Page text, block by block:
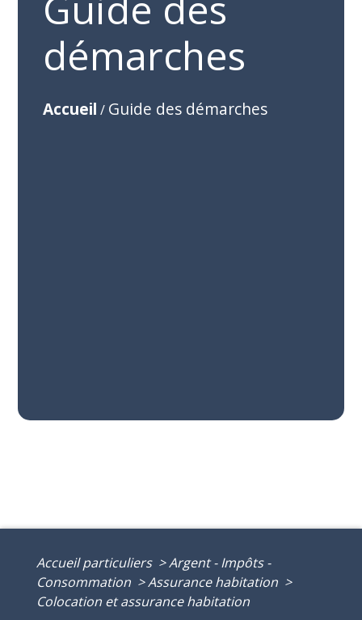
démarches
Accueil / Guide des démarches
Accueil particuliers >Argent - Impôts -
Consommation >Assurance habitation >
Colocation et assurance habitation